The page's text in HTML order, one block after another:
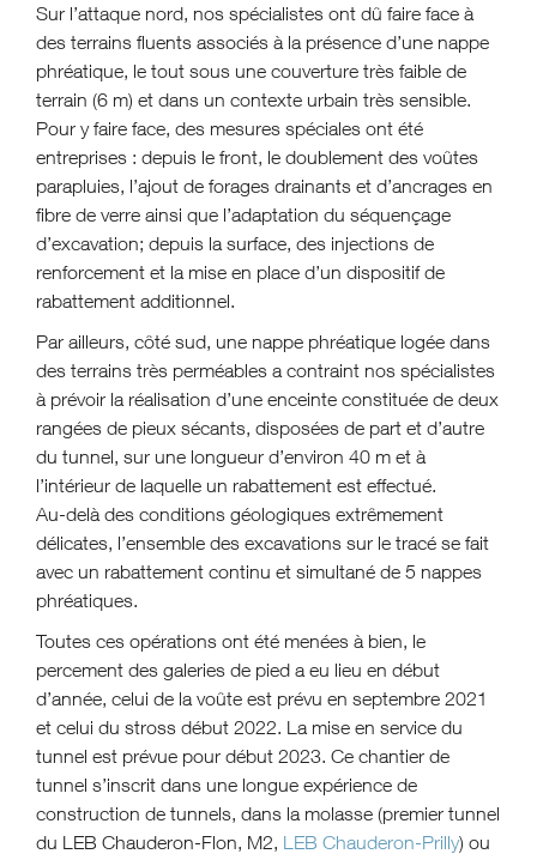
Sur l’attaque nord, nos spécialistes ont dû faire face à
des terrains fluents associés à la présence d’une nappe
phréatique, le tout sous une couverture très faible de
terrain (6 m) et dans un contexte urbain très sensible.
Pour y faire face, des mesures spéciales ont été
entreprises : depuis le front, le doublement des voûtes
parapluies, l’ajout de forages drainants et d’ancrages en
fibre de verre ainsi que l’adaptation du séquençage
d’excavation; depuis la surface, des injections de
renforcement et la mise en place d’un dispositif de
rabattement additionnel.
Par ailleurs, côté sud, une nappe phréatique logée dans
des terrains très perméables a contraint nos spécialistes
à prévoir la réalisation d’une enceinte constituée de deux
rangées de pieux sécants, disposées de part et d’autre
du tunnel, sur une longueur d’environ 40 m et à
l’intérieur de laquelle un rabattement est effectué.
Au-delà des conditions géologiques extrêmement
délicates, l’ensemble des excavations sur le tracé se fait
avec un rabattement continu et simultané de 5 nappes
phréatiques.
Toutes ces opérations ont été menées à bien, le
percement des galeries de pied a eu lieu en début
d’année, celui de la voûte est prévu en septembre 2021
et celui du stross début 2022. La mise en service du
tunnel est prévue pour début 2023. Ce chantier de
tunnel s’inscrit dans une longue expérience de
construction de tunnels, dans la molasse (premier tunnel
du LEB Chauderon-Flon, M2, LEB Chauderon-Prilly) ou